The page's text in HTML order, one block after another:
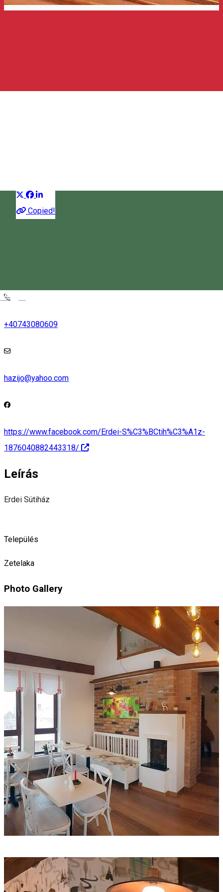
Magyar
Copied!
+40743080609
hazijo@yahoo.com
https://www.facebook.com/Erdei-S%C3%BCtih%C3%A1z-
1876040882443318/
Leírás
Erdei Sütiház
Település
Zetelaka
Photo Gallery